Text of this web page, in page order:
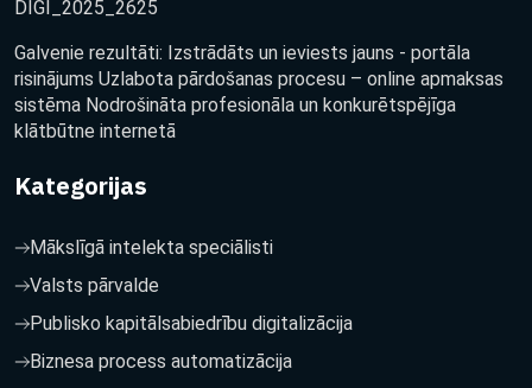
DIGI_2025_2625
Galvenie rezultāti: Izstrādāts un ieviests jauns - portāla
risinājums Uzlabota pārdošanas procesu – online apmaksas
sistēma Nodrošināta profesionāla un konkurētspējīga
klātbūtne internetā
Kategorijas
Mākslīgā intelekta speciālisti
Valsts pārvalde
Publisko kapitālsabiedrību digitalizācija
Biznesa process automatizācija